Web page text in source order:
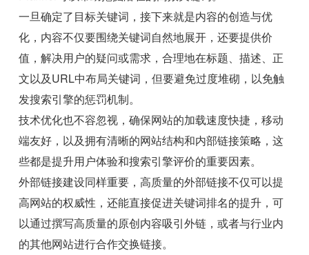
一旦确定了目标关键词，接下来就是内容的创造与优
化，内容不仅要围绕关键词自然地展开，还要提供价
值，解决用户的疑问或需求，合理地在标题、描述、正
文以及URL中布局关键词，但要避免过度堆砌，以免触
发搜索引擎的惩罚机制。
技术优化也不容忽视，确保网站的加载速度快捷，移动
端友好，以及拥有清晰的网站结构和内部链接策略，这
些都是提升用户体验和搜索引擎评价的重要因素。
外部链接建设同样重要，高质量的外部链接不仅可以提
高网站的权威性，还能直接促进关键词排名的提升，可
以通过撰写高质量的原创内容吸引外链，或者与行业内
的其他网站进行合作交换链接。